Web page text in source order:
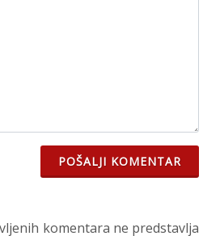
POŠALJI KOMENTAR
komentara ne predstavlja